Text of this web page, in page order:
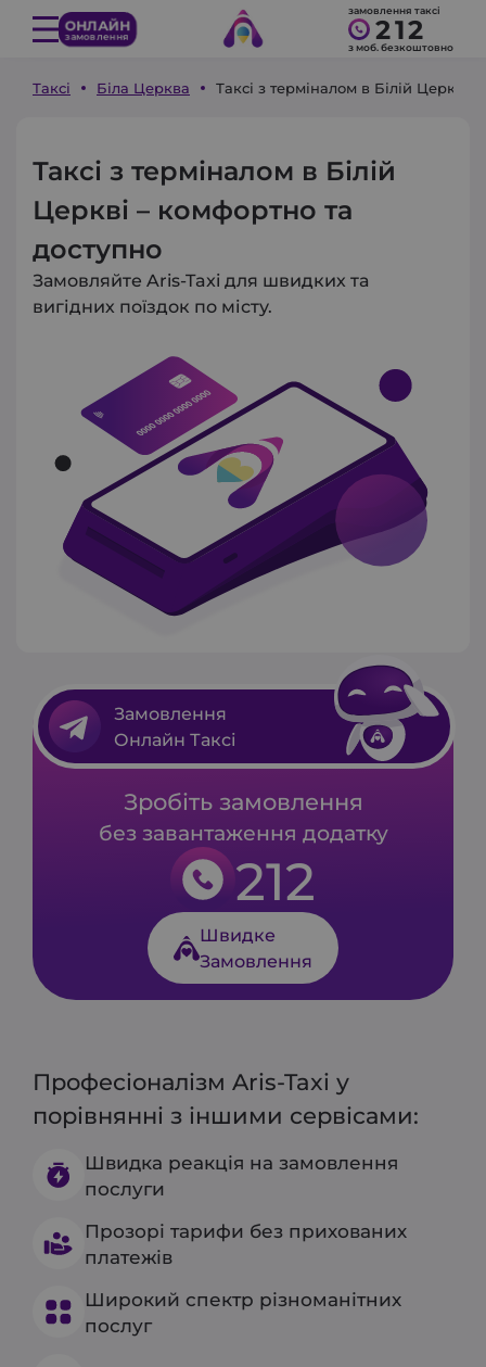
ОНЛАЙН
замовлення
замовлення таксі
212
з моб. безкоштовно
Таксі Біла Церква Таксі з терміналом в Білій Церкві
Таксі з терміналом в Білій
Церкві – комфортно та
доступно
Замовляйте Aris-Taxi для швидких та
вигідних поїздок по місту.
Зробіть замовлення
без завантаження додатку
212
Швидке
Замовлення
Замовлення
Онлайн Таксі
Професіоналізм Aris-Taxi у
порівнянні з іншими сервісами:
Швидка реакція на замовлення
послуги
Прозорі тарифи без прихованих
платежів
Широкий спектр різноманітних
послуг